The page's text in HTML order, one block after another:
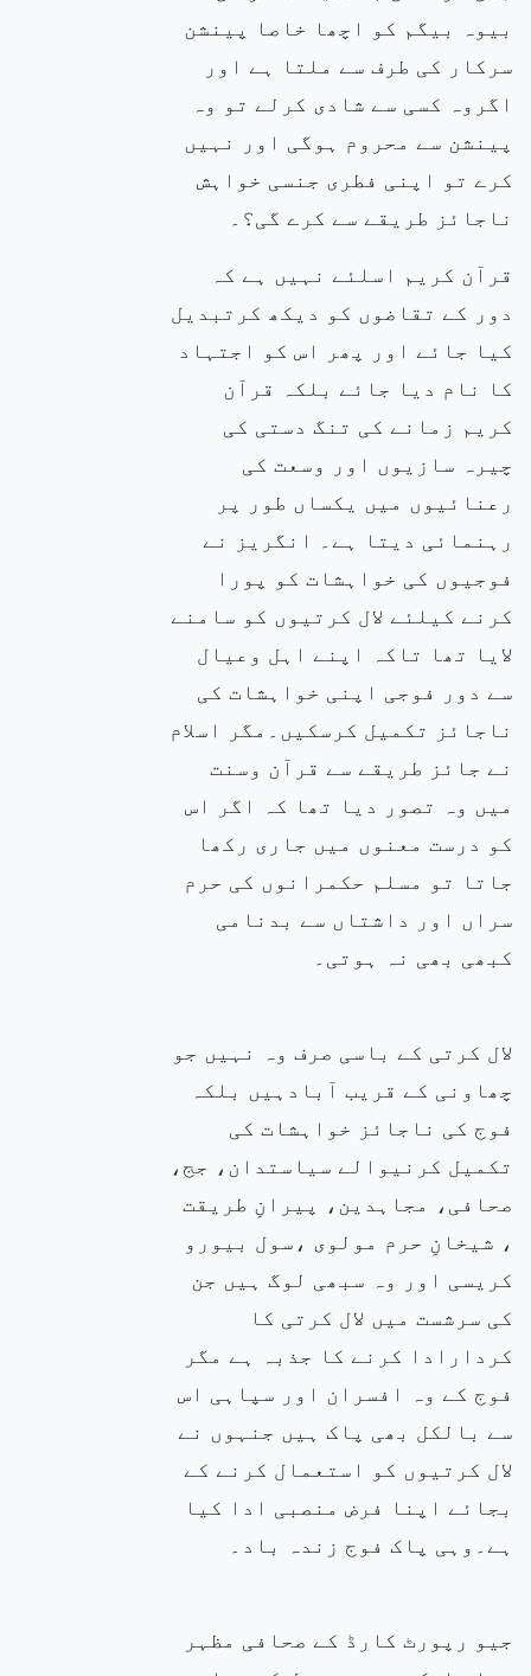
بیوہ بیگم کو اچھا خاصا پینشن
سرکار کی طرف سے ملتا ہے اور
اگروہ کسی سے شادی کرلے تو وہ
پینشن سے محروم ہوگی اور نہیں
کرے تو اپنی فطری جنسی خواہش
ناجائز طریقے سے کرے گی؟۔
قرآن کریم اسلئے نہیں ہے کہ
دور کے تقاضوں کو دیکھ کرتبدیل
کیا جائے اور پھر اس کو اجتہاد
کا نام دیا جائے بلکہ قرآن
کریم زمانے کی تنگ دستی کی
چیرہ سازیوں اور وسعت کی
رعنائیوں میں یکساں طور پر
رہنمائی دیتا ہے۔ انگریز نے
فوجیوں کی خواہشات کو پورا
کرنے کیلئے لال کرتیوں کو سامنے
لایا تھا تاکہ
اپنے اہل وعیال
سے دور فوجی اپنی خواہشات کی
ناجائز تکمیل کرسکیں۔مگر اسلام
نے جائز طریقے سے قرآن وسنت
میں وہ تصور دیا تھا کہ اگر اس
کو درست معنوں میں جاری رکھا
جاتا تو مسلم حکمرانوں کی حرم
سراں اور داشتاں سے بدنامی
کبھی بھی نہ ہوتی۔
لال کرتی کے باسی صرف وہ نہیں جو
چھاونی کے قریب آبادہیں بلکہ
فوج کی ناجائز خواہشات کی
تکمیل کرنیوالے سیاستدان، جج،
صحافی، مجاہدین، پیرانِ طریقت
، شیخانِ حرم مولوی ،سول بیورو
کریسی اور وہ سبھی لوگ ہیں جن
کی سرشست میں لال کرتی کا
کردارادا کرنے کا جذبہ ہے مگر
فوج کے وہ افسران اور سپاہی اس
سے بالکل بھی پاک ہیں جنہوں نے
لال کرتیوں کو استعمال کرنے کے
بجائے اپنا فرض منصبی ادا کیا
ہے۔وہی پاک فوج زندہ باد۔
جیو رپورٹ کارڈ کے صحافی مظہر